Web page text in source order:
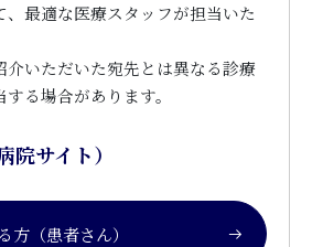
、最適な医療スタッフが担当いた
介いただいた宛先とは異なる診療
る場合があります。
院サイト）
方（患者さん）